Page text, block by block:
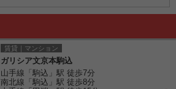
賃貸｜マンション
ガリシア文京本駒込
山手線「駒込」駅 徒歩7分
南北線「駒込」駅 徒歩8分